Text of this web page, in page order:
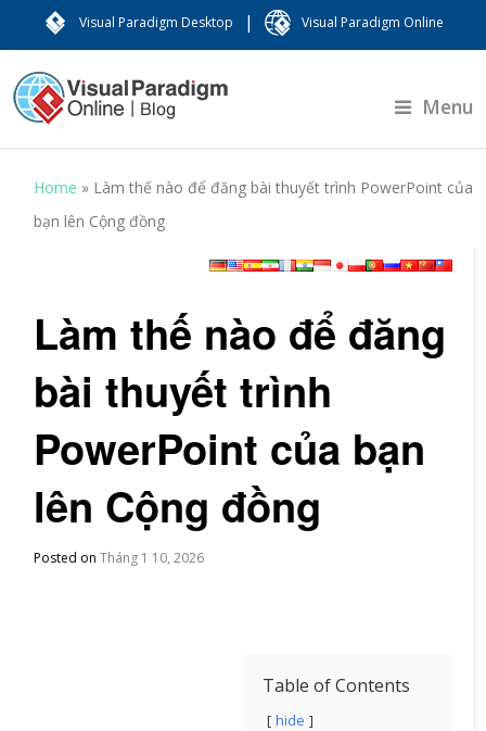
Visual Paradigm Desktop | Visual Paradigm Online
Menu
Home » Làm thế nào để đăng bài thuyết trình PowerPoint của
bạn lên Cộng đồng
Làm thế nào để đăng
bài thuyết trình
PowerPoint của bạn
lên Cộng đồng
Posted onTháng 1 10, 2026
Table of Contents
hide